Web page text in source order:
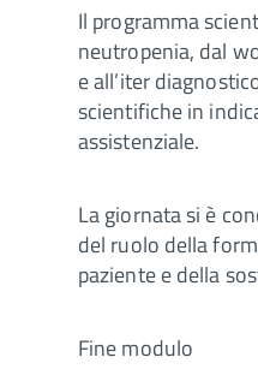
Il programma
neutropenia, dal
e all’iter
scientifiche in
assistenziale.
La giornata si è
del ruolo della
paziente e della
Fine modulo